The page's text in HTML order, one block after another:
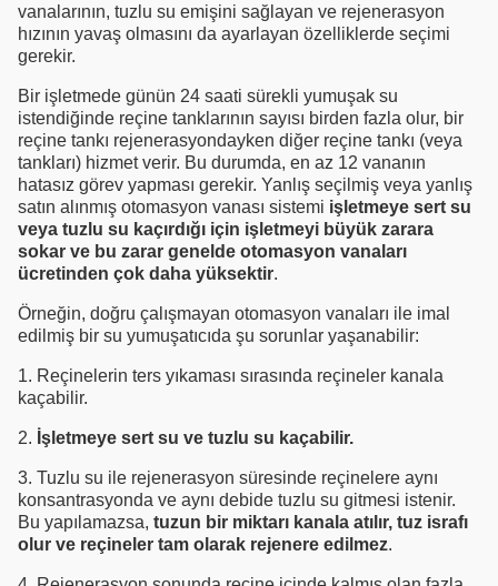
vanalarının, tuzlu su emişini sağlayan ve rejenerasyon
hızının yavaş olmasını da ayarlayan özelliklerde seçimi
gerekir.
Bir işletmede günün 24 saati sürekli yumuşak su
istendiğinde reçine tanklarının sayısı birden fazla olur, bir
reçine tankı rejenerasyondayken diğer reçine tankı (veya
tankları) hizmet verir. Bu durumda, en az 12 vananın
hatasız görev yapması gerekir. Yanlış seçilmiş veya yanlış
satın alınmış otomasyon vanası sistemi işletmeye sert su
veya tuzlu su kaçırdığı için işletmeyi büyük zarara
sokar ve bu zarar genelde otomasyon vanaları
ücretinden çok daha yüksektir.
Örneğin, doğru çalışmayan otomasyon vanaları ile imal
edilmiş bir su yumuşatıcıda şu sorunlar yaşanabilir:
1. Reçinelerin ters yıkaması sırasında reçineler kanala
kaçabilir.
2. İşletmeye sert su ve tuzlu su kaçabilir.
3. Tuzlu su ile rejenerasyon süresinde reçinelere aynı
konsantrasyonda ve aynı debide tuzlu su gitmesi istenir.
Bu yapılamazsa, tuzun bir miktarı kanala atılır, tuz israfı
olur ve reçineler tam olarak rejenere edilmez.